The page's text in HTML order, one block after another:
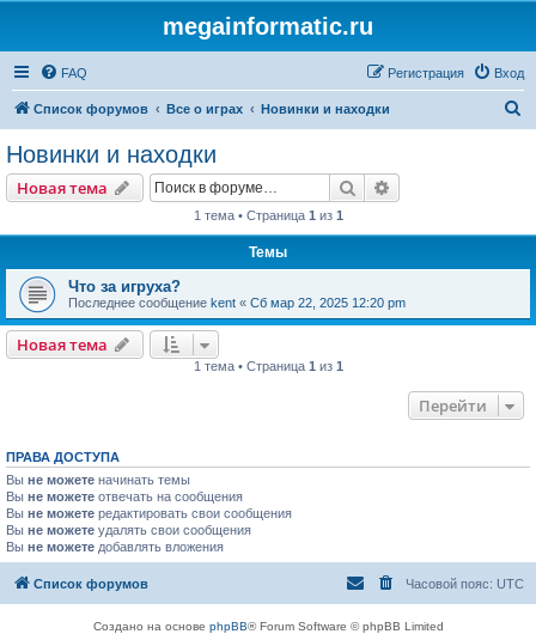
megainformatic.ru
FAQ Вход
Регистрация
Список форумов Все о играх Новинки и находки
Новинки и находки
Новая тема Поиск
1 тема • Страница 1 из 1
Темы
Что за игруха?
Последнее сообщение kent « Сб мар 22, 2025 12:20 pm
Новая тема
1 тема • Страница 1 из 1
Перейти
ПРАВА ДОСТУПА
Вы не можете начинать темы
Вы не можете отвечать на сообщения
Вы не можете редактировать свои сообщения
Вы не можете удалять свои сообщения
Вы не можете добавлять вложения
Список форумов Часовой пояс: UTC
Создано на основе phpBB® Forum Software © phpBB Limited